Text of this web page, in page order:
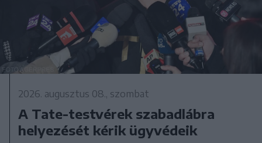
2026. augusztus 08., szombat
A Tate-testvérek szabadlábra
helyezését kérik ügyvédeik